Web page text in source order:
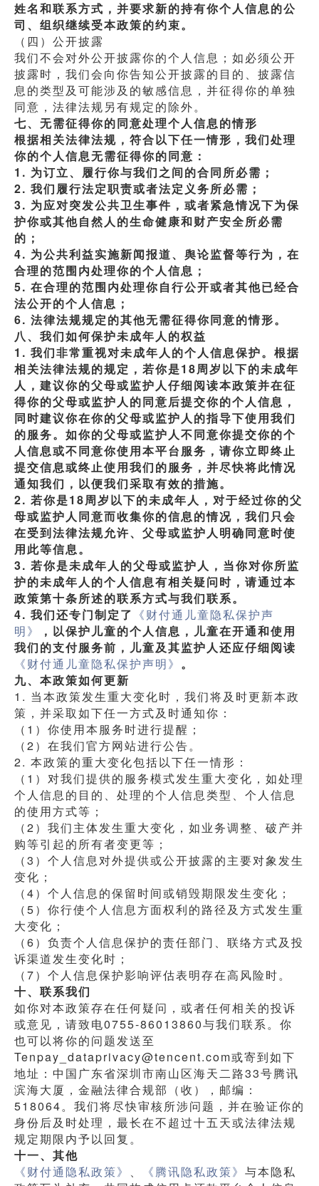
姓名和联系方式，并要求新的持有你个人信息的公
司、组织继续受本政策的约束。
（四）公开披露
我们不会对外公开披露你的个人信息；如必须公开
披露时，我们会向你告知公开披露的目的、披露信
息的类型及可能涉及的敏感信息，并征得你的单独
同意，法律法规另有规定的除外。
七、无需征得你的同意处理个人信息的情形
根据相关法律法规，符合以下任一情形，我们处理
你的个人信息无需征得你的同意：
1. 为订立、履行你与我们之间的合同所必需；
2. 我们履行法定职责或者法定义务所必需；
3. 为应对突发公共卫生事件，或者紧急情况下为保
护你或其他自然人的生命健康和财产安全所必需
的；
4. 为公共利益实施新闻报道、舆论监督等行为，在
合理的范围内处理你的个人信息；
5. 在合理的范围内处理你自行公开或者其他已经合
法公开的个人信息；
6. 法律法规规定的其他无需征得你同意的情形。
八、我们如何保护未成年人的权益
1. 我们非常重视对未成年人的个人信息保护。根据
相关法律法规的规定，若你是18周岁以下的未成年
人，建议你的父母或监护人仔细阅读本政策并在征
得你的父母或监护人的同意后提交你的个人信息，
同时建议你在你的父母或监护人的指导下使用我们
的服务。如你的父母或监护人不同意你提交你的个
人信息或不同意你使用本平台服务，请你立即终止
提交信息或终止使用我们的服务，并尽快将此情况
通知我们，以便我们采取有效的措施。
2. 若你是18周岁以下的未成年人，对于经过你的父
母或监护人同意而收集你的信息的情况，我们只会
在受到法律法规允许、父母或监护人明确同意时使
用此等信息。
3. 若你是未成年人的父母或监护人，当你对你所监
护的未成年人的个人信息有相关疑问时，请通过本
政策第十条所述的联系方式与我们联系。
4. 我们还专门制定了 《财付通儿童隐私保护声
明》
，以保护儿童的个人信息，儿童在开通和使用
我们的支付服务前，儿童及其监护人还应仔细阅读
《财付通儿童隐私保护声明》 。
九、本政策如何更新
1. 当本政策发生重大变化时，我们将及时更新本政
策，并采取如下任一方式及时通知你：
（1）你使用本服务时进行提醒；
（2）在我们官方网站进行公告。
2. 本政策的重大变化包括以下任一情形：
（1）对我们提供的服务模式发生重大变化，如处理
个人信息的目的、处理的个人信息类型、个人信息
的使用方式等；
（2）我们主体发生重大变化，如业务调整、破产并
购等引起的所有者变更等；
（3）个人信息对外提供或公开披露的主要对象发生
变化；
（4）个人信息的保留时间或销毁期限发生变化；
（5）你行使个人信息方面权利的路径及方式发生重
大变化；
（6）负责个人信息保护的责任部门、联络方式及投
诉渠道发生变化时；
（7）个人信息保护影响评估表明存在高风险时。
十、联系我们
如你对本政策存在任何疑问，或者任何相关的投诉
或意见，请致电0755-86013860与我们联系。你
也可以将你的问题发送至
Tenpay_dataprivacy@tencent.com或寄到如下
地址：中国广东省深圳市南山区海天二路33号腾讯
滨海大厦，金融法律合规部（收），邮编：
518064。我们将尽快审核所涉问题，并在验证你的
身份后及时处理，最长在不超过十五天或法律法规
规定期限内予以回复。
十一、其他
《财付通隐私政策》 、 《腾讯隐私政策》 与本隐私